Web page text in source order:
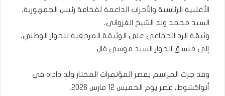
الأغلبية الرئاسية والأحزاب الداعمة لفخامة رئيس الجمهورية،
السيد محمد ولد الشيخ الغزواني،
وثيقة الرد الجماعي على الوثيقة المرجعية للحوار الوطني،
إلى منسق الحوار السيد موسى فال.
وقد جرت المراسم بقصر المؤتمرات المختار ولد داداه في
أنواكشوط، عصر يوم الخميس 12 مارس 2026.